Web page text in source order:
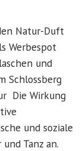
Natur-Duft
Werbespot
und
Schlossberg
Die Wirkung
und soziale
Tanz an.